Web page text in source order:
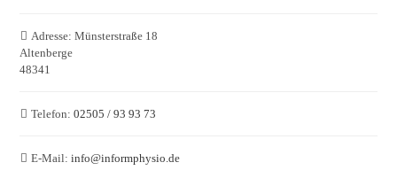
Adresse: Münsterstraße 18
Altenberge
48341
Telefon: 02505 / 93 93 73
E-Mail: info@informphysio.de